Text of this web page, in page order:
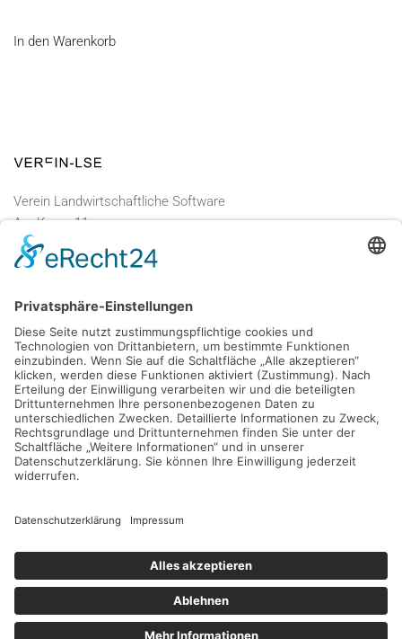
In den Warenkorb
Verein Landwirtschaftliche Software
Am Kamp 11
D - 24783 Osterrönfeld
PRODUKT
Pro-feed 5.1
Preise
Shop
Kontakt
Support
Mein Konto
KONTAKT
info@verein-lse.de
+49 0173 60 87 84 3
Verein-LSE. All rights reserved.
Impressum|Datenschutz| Powered byGeoffrey.de.